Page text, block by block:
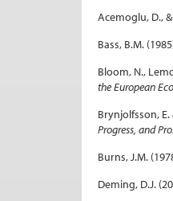
Acemoglu, D.,
Bass, B.M.
Bloom, N.,
the European
Brynjolfsson, E.
Progress, and
Burns, J.M.
Deming, D.J.